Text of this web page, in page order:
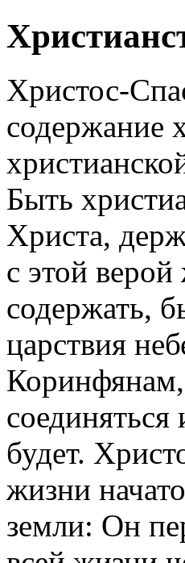
Христос-
содержание
Быть
Христа,
с этой
содержать,
царствия
Коринфянам,
будет.
жизни
земли: Он